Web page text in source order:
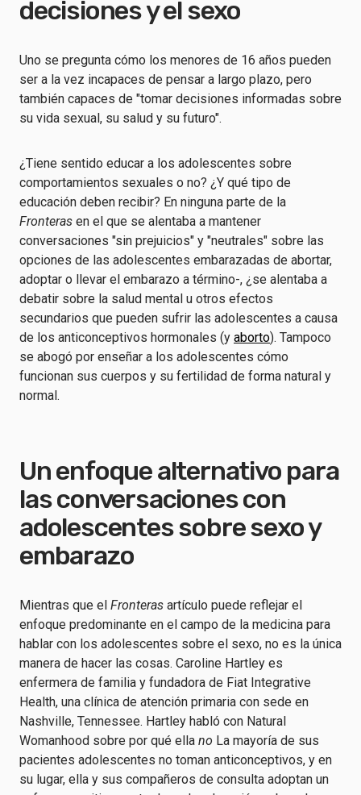
decisiones y el sexo
Uno se pregunta cómo los menores de 16 años pueden
ser a la vez incapaces de pensar a largo plazo, pero
también capaces de "tomar decisiones informadas sobre
su vida sexual, su salud y su futuro".
¿Tiene sentido educar a los adolescentes sobre
comportamientos sexuales o no? ¿Y qué tipo de
educación deben recibir? En ninguna parte de la
Fronteras en el que se alentaba a mantener
conversaciones "sin prejuicios" y "neutrales" sobre las
opciones de las adolescentes embarazadas de abortar,
adoptar o llevar el embarazo a término-, ¿se alentaba a
debatir sobre la salud mental u otros efectos
secundarios que pueden sufrir las adolescentes a causa
de los anticonceptivos hormonales (y aborto). Tampoco
se abogó por enseñar a los adolescentes cómo
funcionan sus cuerpos y su fertilidad de forma natural y
normal.
Un enfoque alternativo para
las conversaciones con
adolescentes sobre sexo y
embarazo
Mientras que el Fronteras artículo puede reflejar el
enfoque predominante en el campo de la medicina para
hablar con los adolescentes sobre el sexo, no es la única
manera de hacer las cosas. Caroline Hartley es
enfermera de familia y fundadora de Fiat Integrative
Health, una clínica de atención primaria con sede en
Nashville, Tennessee. Hartley habló con Natural
Womanhood sobre por qué ella no La mayoría de sus
pacientes adolescentes no toman anticonceptivos, y en
su lugar, ella y sus compañeros de consulta adoptan un